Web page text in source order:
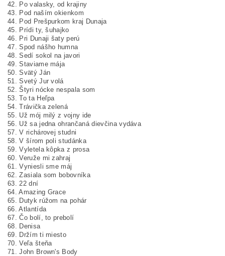
42. Po valasky, od krajiny
43. Pod naším okienkom
44. Pod Prešpurkom kraj Dunaja
45. Prídi ty, šuhajko
46. Pri Dunaji šaty perú
47. Spod nášho humna
48. Sedí sokol na javori
49. Staviame mája
50. Svätý Ján
51. Svetý Jur volá
52. Štyri nócke nespala som
53. To ta Heľpa
54. Trávička zelená
55. Už mój milý z vojny ide
56. Už sa jedna ohrančaná dievčina vydáva
57. V richárovej studni
58. V šírom poli studánka
59. Vyletela kôpka z prosa
60. Veruže mi zahraj
61. Vyniesli sme máj
62. Zasiala som bobovníka
63. 22 dní
64. Amazing Grace
65. Dutyk rúžom na pohár
66. Atlantída
67. Čo bolí, to prebolí
68. Denisa
69. Držím ti miesto
70. Veľa šteňa
71. John Brown's Body